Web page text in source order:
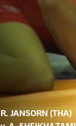
R. JANSORN (THA)